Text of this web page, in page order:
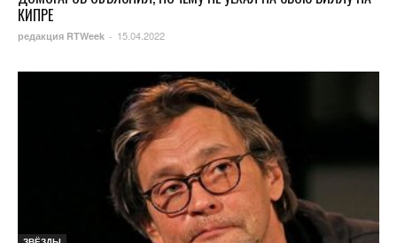
КИПРЕ
редакция RTWeek - 15.04.2022